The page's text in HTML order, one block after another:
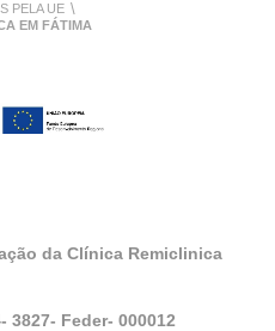
PELA UE \
EM FÁTIMA
da Clínica Remiclinica
3827- Feder- 000012